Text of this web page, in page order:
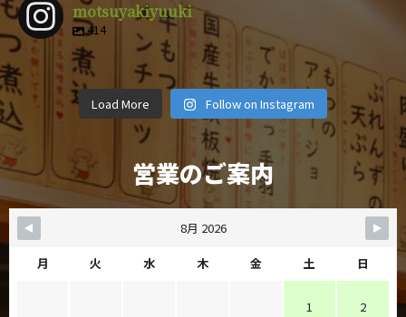
motsuyakiyuuki
414
motsuyakiy
uuki
4月 9
motsuyakiy
3月 1
motsuyakiy
2月 14
motsuyakiy
uuki
12月 29
motsuyakiy
uuki
12月 8
motsuyakiy
uuki11月 6
motsuyakiy
uuki
motsuyakiy
10月 19
motsuyakiy
uuki
10月 5
motsuyakiy
uuki
9月 28
motsuyakiy
uuki
9月 25
motsuyakiy
uuki
9月 22
Load More Follow on Instagram
営業のご案内
8月 2026
月 火 水 木 金 土 日
1 2